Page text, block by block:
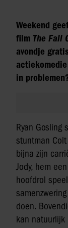
Weekend
film The Fall
avondje
in
Ryan Gosling
stuntman
bijna zijn
Jody, hem
hoofdrol
doen.
kan natuurlijk